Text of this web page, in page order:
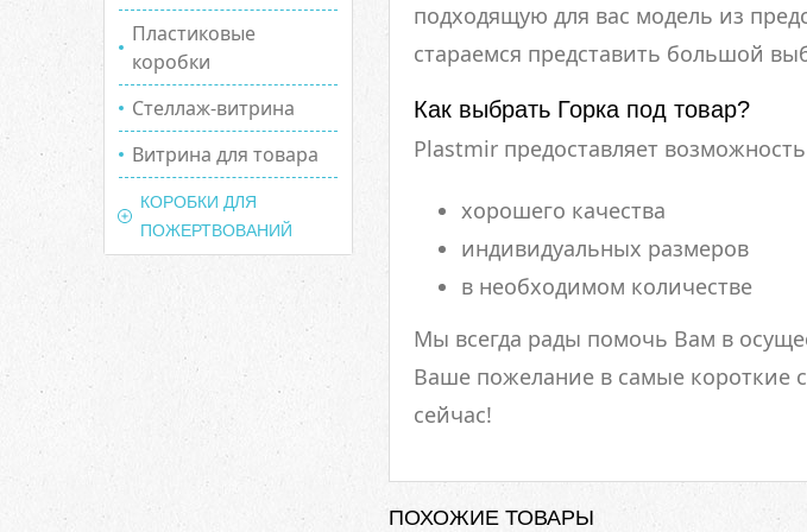
Пластиковые
коробки
Стеллаж-витрина
Витрина для товара
КОРОБКИ ДЛЯ
ПОЖЕРТВОВАНИЙ
подходящую для вас модель из
стараемся представить большой
Как выбрать Горка под товар?
Plastmir предоставляет
хорошего качества
индивидуальных размеров
в необходимом количестве
Мы всегда рады помочь Вам в
Ваше пожелание в самые короткие
сейчас!
ПОХОЖИЕ ТОВАРЫ